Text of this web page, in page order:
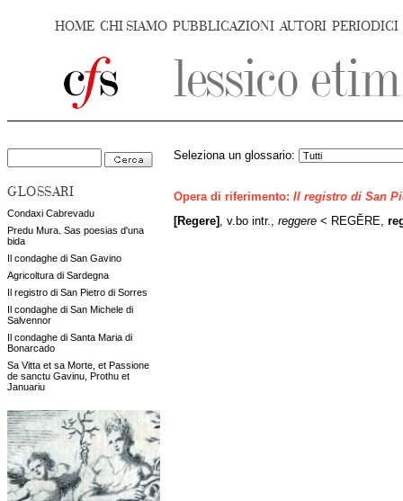
HOME CHI SIAMO PUBBLICAZIONI AUTORI PERIODICI
GLOSSARI
Condaxi Cabrevadu
Predu Mura. Sas poesias d'una
bida
Il condaghe di San Gavino
Agricoltura di Sardegna
Il registro di San Pietro di Sorres
Il condaghe di San Michele di
Salvennor
Il condaghe di Santa Maria di
Bonarcado
Sa Vitta et sa Morte, et Passione
de sanctu Gavinu, Prothu et
Januariu
Seleziona un glossario:
Opera di riferimento: Il registro di San
[Regere]
, v.bo intr., reggere < REGĔRE,